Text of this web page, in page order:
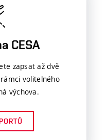
CESA
zapsat až dvě
volitelného
výchova.